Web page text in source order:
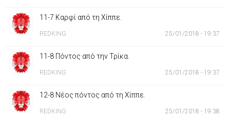
11-7 Καρφί από τη Χίππε.
REDKING 25/01/2018 - 19:37
11-8 Πόντος από την Τρίκα.
REDKING 25/01/2018 - 19:37
12-8 Νέος πόντος από τη Χίππε.
REDKING 25/01/2018 - 19:38